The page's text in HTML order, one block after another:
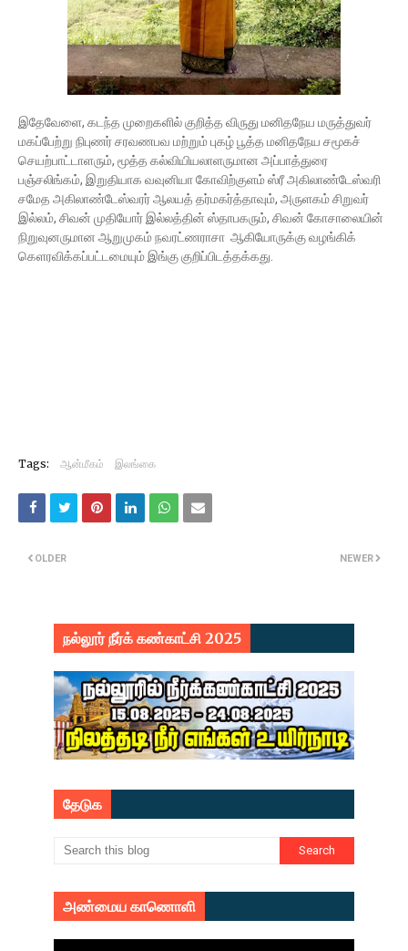
இதேவேளை, கடந்த முறைகளில் குறித்த விருது மனிதநேய மருத்துவர்
மகப்பேற்று நிபுணர் சரவணபவ மற்றும் புகழ் பூத்த மனிதநேய சமூகச்
செயற்பாட்டாளரும், மூத்த கல்வியியலாளருமான அப்பாத்துரை
பஞ்சலிங்கம், இறுதியாக வவுனியா கோவிற்குளம் ஸ்ரீ அகிலாண்டேஸ்வரி
சமேத அகிலாண்டேஸ்வரர் ஆலயத் தர்மகர்த்தாவும், அருளகம் சிறுவர்
இல்லம், சிவன் முதியோர் இல்லத்தின் ஸ்தாபகரும், சிவன் கோசாலையின்
நிறுவுனருமான ஆறுமுகம் நவரட்ணராசா ஆகியோருக்கு வழங்கிக்
கெளரவிக்கப்பட்டமையும் இங்கு குறிப்பிடத்தக்கது.
Tags: ஆன்மீகம் இலங்கை
NEWER
OLDER
நல்லூர் நீர்க் கண்காட்சி 2025
தேடுக
அண்மைய காணொளி